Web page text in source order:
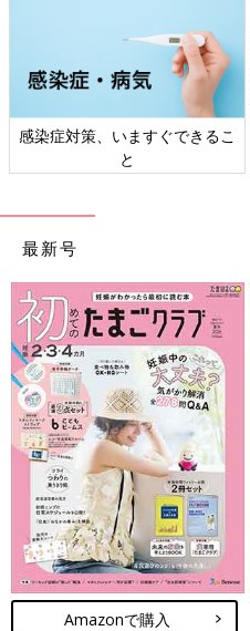
お互いの両親にもそう伝えた
安や葛藤もありました。
「最初の産院で、産む！と決め
せんでしたが、先天性風疹症
大変なことが起こっていること
が、どんな状態で生まれてくる
にもなりました。
自分でもあのときの気持ちがよ
妊娠中はマタニティマークをつ
かの中に赤ちゃんはいるんだけ
ずっと自分を責めていました。
みたいな気持ちになってしまっ
普通の妊婦さんでマタニティマ
ですけど、ほかの妊婦さんがマ
見て、いいなぁって思っていま
西村さんがひとまず転院したの
人科。ただ、この総合病院に小
生児集中治療室）がありません
群で生まれてくる赤ちゃんにど
感染症対策、いますぐできるこ
と
最新号
Amazonで購入